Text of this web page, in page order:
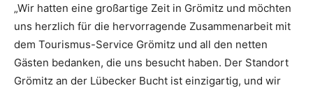
„Wir hatten eine großartige Zeit in Grömitz und möchten
uns herzlich für die hervorragende Zusammenarbeit mit
dem Tourismus-Service Grömitz und all den netten
Gästen bedanken, die uns besucht haben. Der Standort
Grömitz an der Lübecker Bucht ist einzigartig, und wir